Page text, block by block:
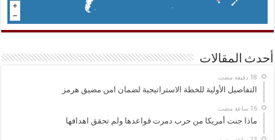
أحدث المقالات
التفاصيل الأولية للخطة الاستراتيجية لضمان امن مضيق هرمز
‏16 ساعة مضت
ماذا جنت أمريكا من حرب دمرت قواعدها ولم تحقق اهدافها